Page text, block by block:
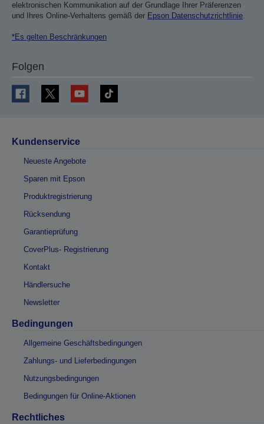
elektronischen Kommunikation auf der Grundlage Ihrer Präferenzen
und Ihres Online-Verhaltens gemäß der Epson Datenschutzrichtlinie.
*Es gelten Beschränkungen
Folgen
Kundenservice
Neueste Angebote
Sparen mit Epson
Produktregistrierung
Rücksendung
Garantieprüfung
CoverPlus- Registrierung
Kontakt
Händlersuche
Newsletter
Bedingungen
Allgemeine Geschäftsbedingungen
Zahlungs- und Lieferbedingungen
Nutzungsbedingungen
Bedingungen für Online-Aktionen
Rechtliches